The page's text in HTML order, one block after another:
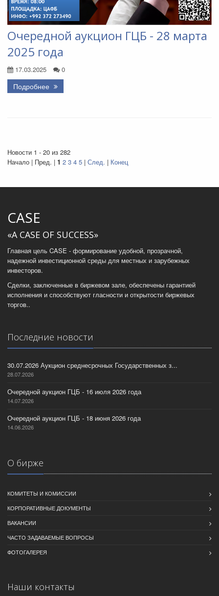
Очередной аукцион ГЦБ - 28 марта
2025 года
17.03.2025 0
Подробнее
Новости 1 - 20 из 282
Начало | Пред. | 1 2 3 4 5 | След. | Конец
CASE
«A CASE OF SUCCESS»
Главная цель CASE - формирование удобной, прозрачной,
надежной инвестиционной среды для местных и зарубежных
инвесторов.
Сделки, заключенные в биржевом зале, обеспечены гарантией
исполнения и способствуют гласности и открытости биржевых
торгов..
Последние новости
30.07.2026 Аукцион среднесрочных Государственных з...
28.07.2026
Очередной аукцион ГЦБ - 16 июля 2026 года
14.07.2026
Очередной аукцион ГЦБ - 18 июня 2026 года
14.06.2026
О бирже
КОМИТЕТЫ И КОМИССИИ
КОРПОРАТИВНЫЕ ДОКУМЕНТЫ
ВАКАНСИИ
ЧАСТО ЗАДАВАЕМЫЕ ВОПРОСЫ
ФОТОГАЛЕРЕЯ
Наши контакты